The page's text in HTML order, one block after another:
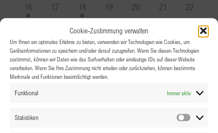
Cookie-Zustimmung verwalten
Um Ihnen ein optimales Erlebnis zu bieten, verwenden wir Technologien wie Cookies, um
Geräteinformationen zu speichern und/oder darauf zuzugreifen. Wenn Sie diesen Technologien
zustimmst, können wir Daten wie das Surfverhalten oder eindeutige IDs auf dieser Website
verarbeiten. Wenn Sie Ihre Zustimmung nicht erteilen oder zurückziehen, können bestimmte
Merkmale und Funktionen beeinträchtigt werden.
Funktional Immer aktiv
Statistiken
1
Veranstaltung
16
0
Veranstaltungen
17
1
Veranstaltung
18
0
Veranstaltungen
19
0
Veranstaltungen
20
0
Veranstaltungen
21
0
22
VeranstaltungenVeranstaltungenVeranstaltungen
VeranstaltungVeranstaltungVeranstaltung
0
Veranstaltungen
30
0
Veranstaltungen
1
0
Veranstaltungen
2
2
Veranstaltungen
3
0
Veranstaltungen
4
0
Veranstaltungen
5
06